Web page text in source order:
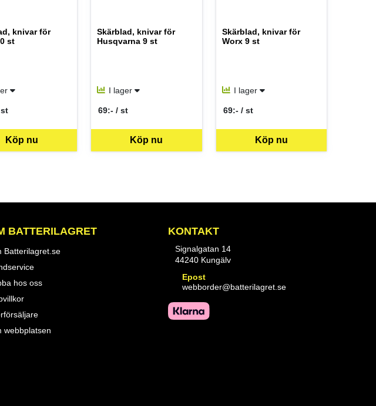
just nu, vänligen kontakta butiken för mer information.
knivar för
st
Köp nu
ST
Skärblad, knivar för
Husqvarna 9 st
I lager
Köp nu
69:- / st
SEK per ST
Skärblad, knivar för
Worx 9 st
I lager
Köp nu
69:- / st
SEK per ST
BATTERILAGRET
Batterilagret.se
hos oss
webbplatsen
KONTAKT
Signalgatan 14
44240 Kungälv
Epost
webborder@batterilagret.se